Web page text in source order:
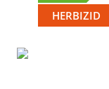
HERBIZID